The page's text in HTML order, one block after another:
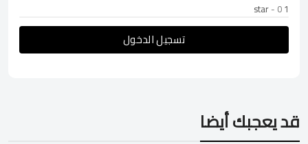
1 star
- 0
تسجيل الدخول
قد يعجبك أيضا